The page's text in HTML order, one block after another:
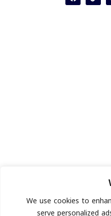
We use cookies to
serve personalized